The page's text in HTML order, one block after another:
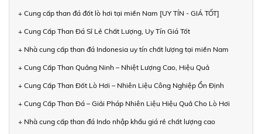
+ Cung cấp than đá đốt lò hơi tại miền Nam [UY TÍN - GIÁ TỐT]
+ Cung Cấp Than Đá Sỉ Lẻ Chất Lượng, Uy Tín Giá Tốt
+ Nhà cung cấp than đá Indonesia uy tín chất lượng tại miền Nam
+ Cung Cấp Than Quảng Ninh – Nhiệt Lượng Cao, Hiệu Quả
+ Cung Cấp Than Đốt Lò Hơi – Nhiên Liệu Công Nghiệp Ổn Định
+ Cung Cấp Than Đá – Giải Pháp Nhiên Liệu Hiệu Quả Cho Lò Hơi
+ Nhà cung cấp than đá Indo nhập khẩu giá rẻ chất lượng cao